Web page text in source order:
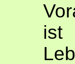
ist